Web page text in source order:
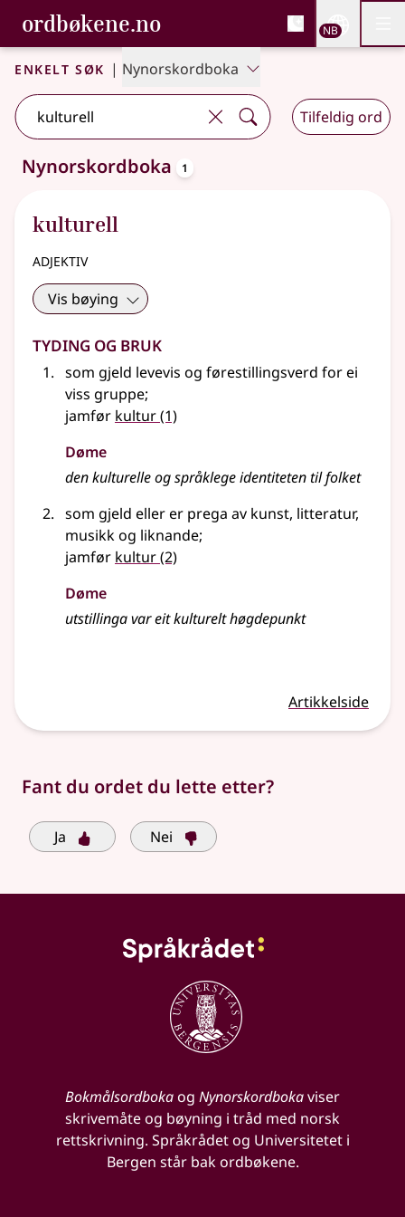
Gå til hovedinnhold
Tilgjengelighet
ordbøkene.no, Bokmålsordboka og
Bokmålsordboka og Nynorskordboka
NB
Enkelt søk | Nynorskordboka
Tilfeldig ord
Ett treff.Ytterligere søkeforslag tilgjengelige
Nynorskordboka 1
kulturell
adjektiv
Vis bøying
Tyding og bruk
som gjeld levevis og førestillingsverd for ei
viss gruppe;
jamfør kultur(1)
Døme
den kulturelle og språklege identiteten til folket
som gjeld eller er prega av kunst, litteratur,
musikk og liknande;
jamfør kultur(2)
Døme
utstillinga var eit kulturelt høgdepunkt
Artikkelside
Fant du ordet du lette etter?
Ja Nei
Bokmålsordbokaog Nynorskordbokaviser
skrivemåte og bøyning i tråd med norsk
rettskrivning. Språkrådet og Universitetet i
Bergen står bak ordbøkene.